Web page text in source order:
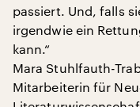
passiert. Und, falls
irgendwie ein
kann.“
Mara Stuhlfauth-
Mitarbeiterin für